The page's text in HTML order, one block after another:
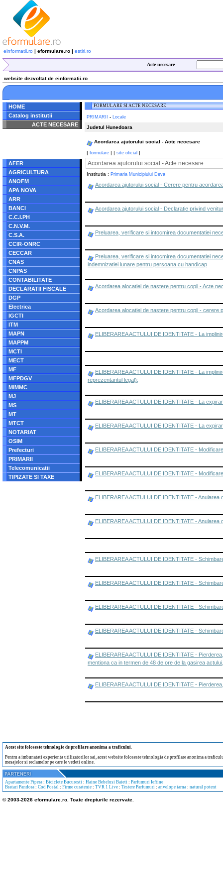
einformatii.ro | eformulare.ro | estiri.ro
Acte necesare
website dezvoltat de einformatii.ro
HOME
Catalog institutii
ACTE NECESARE
/home/eformulare.ro/public_html/navigare/stanga.php
AFER
AGRICULTURA
ANOFM
APA NOVA
ARR
BANCI
C.C.I.PH
C.N.V.M.
C.S.A.
CCIR-ONRC
CECCAR
CNAS
CNPAS
CONTABILITATE
DECLARATII FISCALE
DGP
Electrica
IGCTI
ITM
MAPN
MAPPM
MCTI
MECT
MF
MFPDGV
MIMMC
MJ
MS
MT
MTCT
NOTARIAT
OSIM
Prefecturi
PRIMARII
Telecomunicatii
TIPIZATE SI TAXE
FORMULARE SI ACTE NECESARE
PRIMARII - Locale
Judetul Hunedoara
Acordarea ajutorului social - Acte necesare
| formulare | | site oficial |
Acordarea ajutorului social - Acte necesare
Institutia : Primaria Municipiului Deva
Acordarea ajutorului social - Cerere pentru
Acordarea ajutorului social - Declaratie privind
Preluarea, verificare si intocmirea documentatiei
Preluarea, verificare si intocmirea documentatiei
indemnizatiei lunare pentru persoana cu handicap
Acordarea alocatiei de nastere pentru copii - Acte
Acordarea alocatiei de nastere pentru copii - cerere
ELIBERAREA ACTULUI DE IDENTITATE - La
ELIBERAREA ACTULUI DE IDENTITATE - La
reprezentantul legal);
ELIBERAREA ACTULUI DE IDENTITATE - La
ELIBERAREA ACTULUI DE IDENTITATE - La
ELIBERAREA ACTULUI DE IDENTITATE -
ELIBERAREA ACTULUI DE IDENTITATE -
ELIBERAREA ACTULUI DE IDENTITATE -
ELIBERAREA ACTULUI DE IDENTITATE -
ELIBERAREA ACTULUI DE IDENTITATE -
ELIBERAREA ACTULUI DE IDENTITATE -
ELIBERAREA ACTULUI DE IDENTITATE -
ELIBERAREA ACTULUI DE IDENTITATE -
ELIBERAREA ACTULUI DE IDENTITATE -
mentiona ca in termen de 48 de ore de la gasirea
ELIBERAREA ACTULUI DE IDENTITATE -
Acest site foloseste tehnologie de profilare anonima a traficului.
Pentru a imbunatati experienta utilizatorilor sai, acest website foloseste tehnologia de profilare anonima a
mesajelor si reclamelor pe care le vedeti online.
Apartamente Pipera : Biciclete Bucuresti : Haine Bebelusi Baieti : Parfumuri Ieftine
Bratari Pandora : Cod Postal : Firme curatenie : TVR 1 Live : Testere Parfumuri : anvelope iarna : natural potent
© 2003-2026 eformulare.ro. Toate drepturile rezervate.